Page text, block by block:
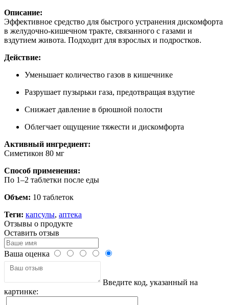
Описание:
Эффективное средство для быстрого устранения дискомфорта
в желудочно-кишечном тракте, связанного с газами и
вздутием живота. Подходит для взрослых и подростков.
Действие:
Уменьшает количество газов в кишечнике
Разрушает пузырьки газа, предотвращая вздутие
Снижает давление в брюшной полости
Облегчает ощущение тяжести и дискомфорта
Активный ингредиент:
Симетикон 80 мг
Способ применения:
По 1–2 таблетки после еды
Объем: 10 таблеток
Теги: капсулы, аптека
Отзывы о продукте
Оставить отзыв
Ваша оценка
Введите код, указанный на
картинке: